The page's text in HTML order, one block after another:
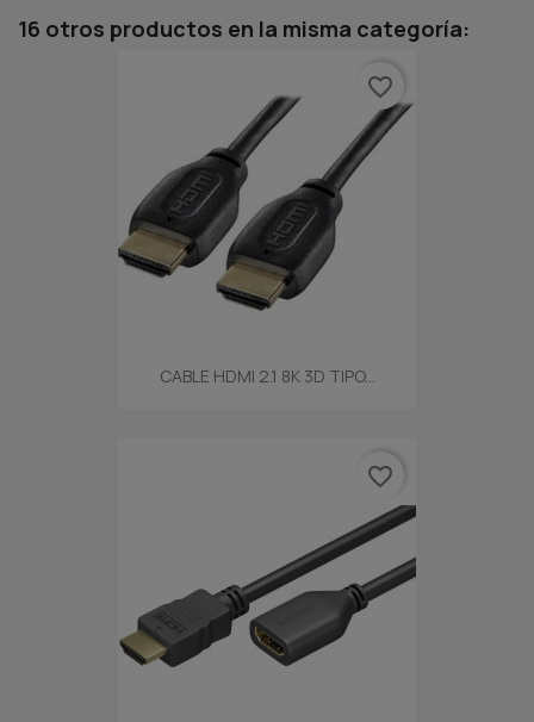
16 otros productos en la misma categoría:
CABLE HDMI 2.1 8K 3D TIPO...
favorite_border
favorite_border